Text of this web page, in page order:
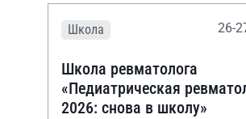
Школа 26-
Школа ревматолога
«Педиатрическая
2026: снова в школу»